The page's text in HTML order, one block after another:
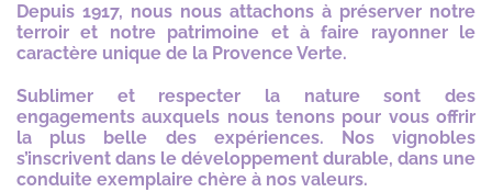
Depuis 1917, nous nous attachons à préserver notre
terroir et notre patrimoine et à faire rayonner le
caractère unique de la Provence Verte.
Sublimer et respecter la nature sont des
engagements auxquels nous tenons pour vous offrir
la plus belle des expériences. Nos vignobles
s’inscrivent dans le développement durable, dans une
conduite exemplaire chère à nos valeurs.